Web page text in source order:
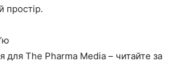
простір.
для The Pharma Media – читайте за